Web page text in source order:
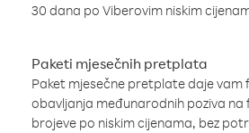
30 dana po Viberovim niskim
Paketi mjesečnih pretplata
Paket mjesečne pretplate daje vam
obavljanja međunarodnih poziva na
brojeve po niskim cijenama, bez